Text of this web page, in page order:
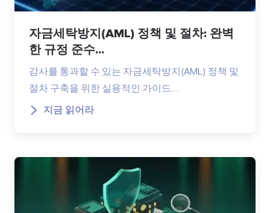
자금세탁방지(AML) 정책 및 절차: 완벽
한 규정 준수...
감사를 통과할 수 있는 자금세탁방지(AML) 정책 및
절차 구축을 위한 실용적인 가이드.…
지금 읽어라